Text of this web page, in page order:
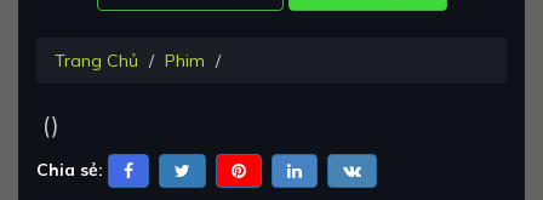
Trang Chủ Phim
()
Chia sẻ: